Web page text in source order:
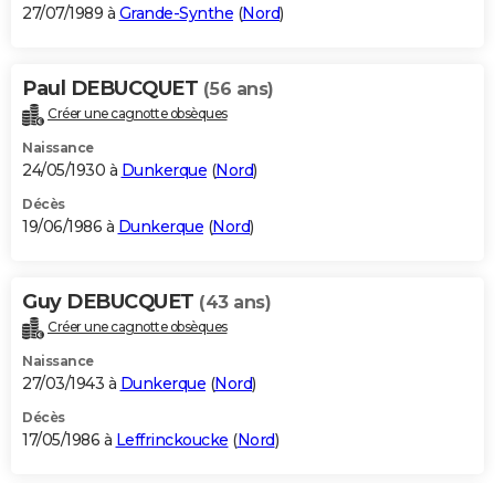
27/07/1989 à Grande-Synthe (Nord)
Paul DEBUCQUET (56 ans)
Créer une cagnotte obsèques
Naissance
24/05/1930 à Dunkerque (Nord)
Décès
19/06/1986 à Dunkerque (Nord)
Guy DEBUCQUET (43 ans)
Créer une cagnotte obsèques
Naissance
27/03/1943 à Dunkerque (Nord)
Décès
17/05/1986 à Leffrinckoucke (Nord)